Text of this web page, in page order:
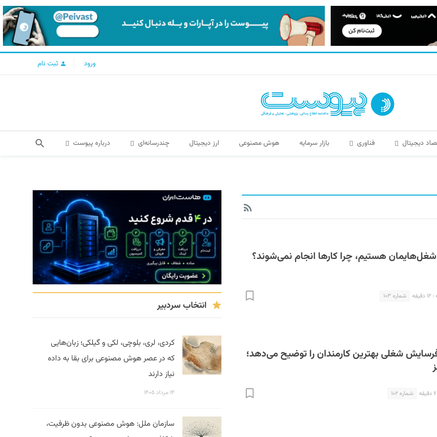
ورود ثبت نام
دیجیتال فناوری بازار سرمایه هوش مصنوعی ارز دیجیتال چندرسانه‌ای درباره پیوست
هستیم، چرا کارها انجام نمی‌شوند؟
شماره ۱۰۳
فرسایش شغلی بهترین کارمندان را توضیح می‌دهد؛
شماره ۱۰۲
انتخاب سردبیر
کردی، لری، بلوچی، لکی و گیلکی؛ زبان‌هایی
که در عصر هوش مصنوعی برای بقا به داده
نیاز دارند
۱۴ مرداد ۱۴۰۵
سازمان ملل: هوش مصنوعی بدون ظرفیت،